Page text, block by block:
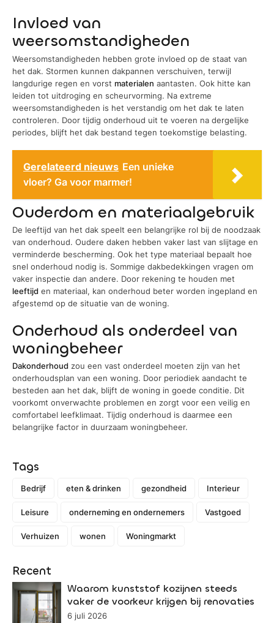
Invloed van
weersomstandigheden
Weersomstandigheden hebben grote invloed op de staat van
het dak. Stormen kunnen dakpannen verschuiven, terwijl
langdurige regen en vorst materialen aantasten. Ook hitte kan
leiden tot uitdroging en scheurvorming. Na extreme
weersomstandigheden is het verstandig om het dak te laten
controleren. Door tijdig onderhoud uit te voeren na dergelijke
periodes, blijft het dak bestand tegen toekomstige belasting.
Gerelateerd nieuws Een unieke
vloer? Ga voor marmer!
Ouderdom en materiaalgebruik
De leeftijd van het dak speelt een belangrijke rol bij de noodzaak
van onderhoud. Oudere daken hebben vaker last van slijtage en
verminderde bescherming. Ook het type materiaal bepaalt hoe
snel onderhoud nodig is. Sommige dakbedekkingen vragen om
vaker inspectie dan andere. Door rekening te houden met
leeftijd en materiaal, kan onderhoud beter worden ingepland en
afgestemd op de situatie van de woning.
Onderhoud als onderdeel van
woningbeheer
Dakonderhoud zou een vast onderdeel moeten zijn van het
onderhoudsplan van een woning. Door periodiek aandacht te
besteden aan het dak, blijft de woning in goede conditie. Dit
voorkomt onverwachte problemen en zorgt voor een veilig en
comfortabel leefklimaat. Tijdig onderhoud is daarmee een
belangrijke factor in duurzaam woningbeheer.
Tags
Bedrijf eten & drinken gezondheid Interieur
Leisure onderneming en ondernemers Vastgoed
Verhuizen wonen Woningmarkt
Recent
Waarom kunststof kozijnen steeds
vaker de voorkeur krijgen bij renovaties
6 juli 2026